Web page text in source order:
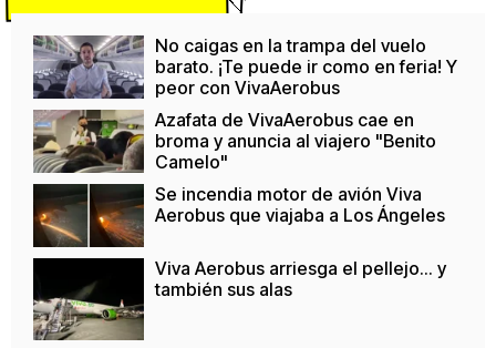
No caigas en la trampa del vuelo
barato. ¡Te puede ir como en feria! Y
peor con VivaAerobus
Azafata de VivaAerobus cae en
broma y anuncia al viajero "Benito
Camelo"
Se incendia motor de avión Viva
Aerobus que viajaba a Los Ángeles
Viva Aerobus arriesga el pellejo... y
también sus alas